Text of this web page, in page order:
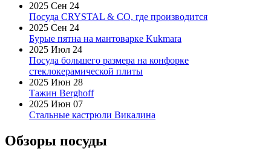
2025 Сен 24
Посуда CRYSTAL & CO, где производится
2025 Сен 24
Бурые пятна на мантоварке Kukmara
2025 Июл 24
Посуда большего размера на конфорке
стеклокерамической плиты
2025 Июн 28
Тажин Berghoff
2025 Июн 07
Стальные кастрюли Викалина
Обзоры посуды